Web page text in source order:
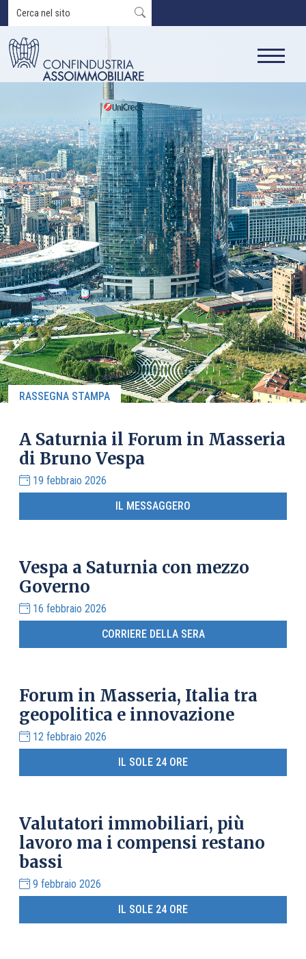
RASSEGNA STAMPA
A Saturnia il Forum in Masseria
di Bruno Vespa
19 febbraio 2026
IL MESSAGGERO
Vespa a Saturnia con mezzo
Governo
16 febbraio 2026
CORRIERE DELLA SERA
Forum in Masseria, Italia tra
geopolitica e innovazione
12 febbraio 2026
IL SOLE 24 ORE
Valutatori immobiliari, più
lavoro ma i compensi restano
bassi
9 febbraio 2026
IL SOLE 24 ORE